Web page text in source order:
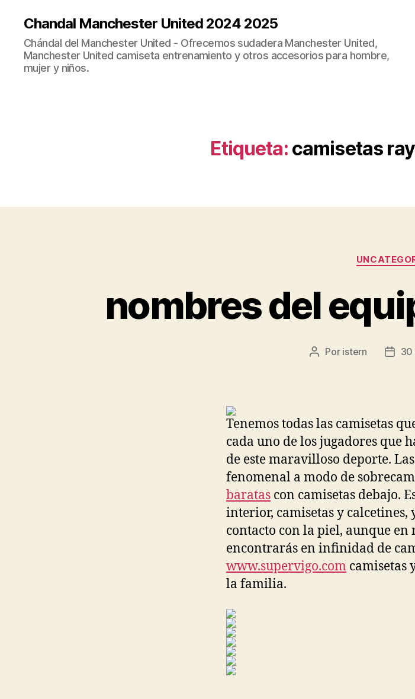
Chandal Manchester United 2024 2025
Chándal del Manchester United - Ofrecemos sudadera Manchester United,
Manchester United camiseta entrenamiento y otros accesorios para hombre,
mujer y niños.
Etiqueta: camisetas
nombres del
Autor
Por istern
Fecha
30
Tenemos todas las camisetas
cada uno de los jugadores que
de este maravilloso deporte.
fenomenal a modo de
baratas con camisetas debajo.
interior, camisetas y calcetines,
contacto con la piel, aunque
encontrarás en infinidad de
www.supervigo.com camisetas
la familia.